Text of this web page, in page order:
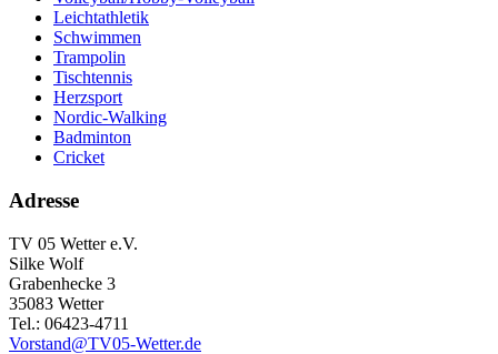
Leichtathletik
Schwimmen
Trampolin
Tischtennis
Herzsport
Nordic-Walking
Badminton
Cricket
Adresse
TV 05 Wetter e.V.
Silke Wolf
Grabenhecke 3
35083 Wetter
Tel.: 06423-4711
Vorstand@TV05-Wetter.de